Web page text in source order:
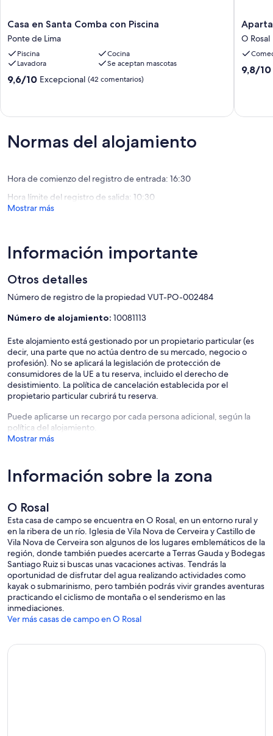
Casa
en
Santa
Comba
con
Piscina
Casa en Santa Comba con Piscina
Ponte de Lima
Piscina
Cocina
Lavadora
Se aceptan mascotas
9.6
9,6/10 Excepcional (42 comentarios)
Spellos
O
Rosal,
O
O Rosal
9.8
9,8/10
Normas del alojamiento
Hora de comienzo del registro de entrada: 16:30
Hora límite del registro de salida: 10:30
Mostrar más
Información importante
Otros detalles
Número de registro de la propiedad VUT-PO-002484
Número de alojamiento: 10081113
Este alojamiento está gestionado por un propietario particular (es
decir, una parte que no actúa dentro de su mercado, negocio o
profesión). No se aplicará la legislación de protección de
consumidores de la UE a tu reserva, incluido el derecho de
desistimiento. La política de cancelación establecida por el
propietario particular cubrirá tu reserva.
Puede aplicarse un recargo por cada persona adicional, según la
política del alojamiento.
Mostrar más
Información sobre la zona
O Rosal
Esta casa de campo se encuentra en O Rosal, en un entorno rural y
en la ribera de un río. Iglesia de Vila Nova de Cerveira y Castillo de
Vila Nova de Cerveira son algunos de los lugares emblemáticos de la
región, donde también puedes acercarte a Terras Gauda y Bodegas
Santiago Ruiz si buscas unas vacaciones activas. Tendrás la
oportunidad de disfrutar del agua realizando actividades como
kayak o submarinismo, pero también podrás vivir grandes aventuras
practicando el ciclismo de montaña o el senderismo en las
inmediaciones.
Ver más casas de campo en O Rosal